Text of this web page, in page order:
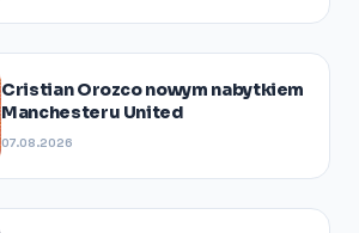
Cristian Orozco nowym nabytkiem
Manchesteru United
07.08.2026